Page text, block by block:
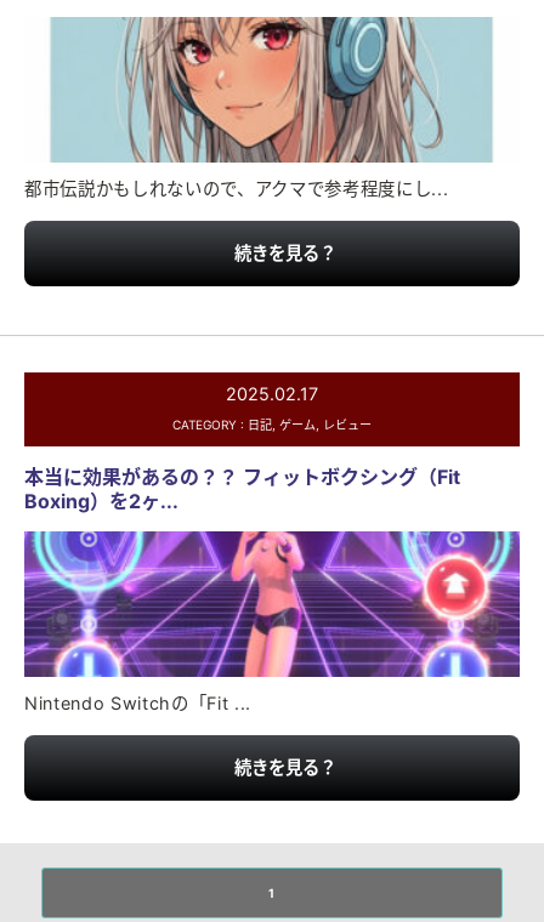
都市伝説かもしれないので、アクマで参考程度にし...
続きを見る？
2025.02.17
CATEGORY : 日記 ゲーム レビュー
本当に効果があるの？？ フィットボクシング（Fit
Boxing）を2ヶ...
Nintendo Switchの「Fit ...
続きを見る？
1